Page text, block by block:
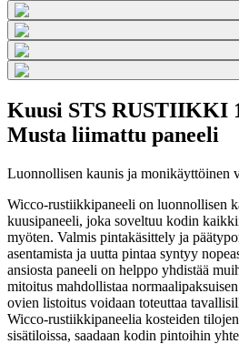
Kuusi STS RUSTIIKKI
Musta liimattu paneeli
Luonnollisen kaunis ja monikäyttöinen
Wicco-rustiikkipaneeli on luonnollisen
kuusipaneeli, joka soveltuu kodin
myöten. Valmis pintakäsittely ja
asentamista ja uutta pintaa syntyy
ansiosta paneeli on helppo yhdistää
mitoitus mahdollistaa
ovien listoitus voidaan toteuttaa
Wicco-rustiikkipaneelia kosteiden
sisätiloissa, saadaan kodin pintoihin